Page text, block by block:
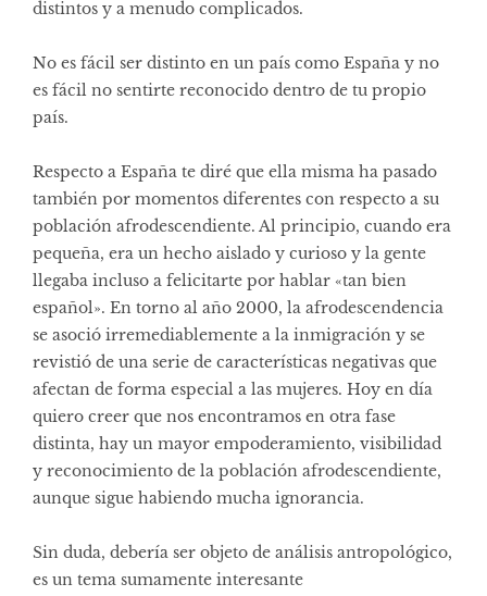
distintos y a menudo complicados.
No es fácil ser distinto en un país como España y no
es fácil no sentirte reconocido dentro de tu propio
país.
Respecto a España te diré que ella misma ha pasado
también por momentos diferentes con respecto a su
población afrodescendiente. Al principio, cuando era
pequeña, era un hecho aislado y curioso y la gente
llegaba incluso a felicitarte por hablar «tan bien
español». En torno al año 2000, la afrodescendencia
se asoció irremediablemente a la inmigración y se
revistió de una serie de características negativas que
afectan de forma especial a las mujeres. Hoy en día
quiero creer que nos encontramos en otra fase
distinta, hay un mayor empoderamiento, visibilidad
y reconocimiento de la población afrodescendiente,
aunque sigue habiendo mucha ignorancia.
Sin duda, debería ser objeto de análisis antropológico,
es un tema sumamente interesante